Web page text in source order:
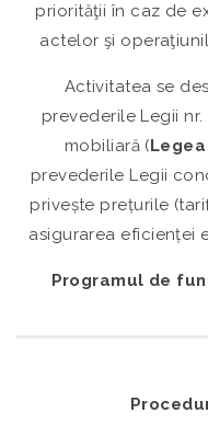
priorităţii în caz de
actelor şi
Activitatea se
prevederile Legii
mobiliară (
prevederile Legii
privește prețurile
asigurarea eficienței
Programul de